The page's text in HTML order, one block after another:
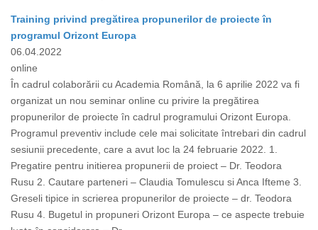
Training privind pregătirea propunerilor de proiecte în
programul Orizont Europa
06.04.2022
online
În cadrul colaborării cu Academia Română, la 6 aprilie 2022 va fi
organizat un nou seminar online cu privire la pregătirea
propunerilor de proiecte în cadrul programului Orizont Europa.
Programul preventiv include cele mai solicitate întrebari din cadrul
sesiunii precedente, care a avut loc la 24 februarie 2022. 1.
Pregatire pentru initierea propunerii de proiect – Dr. Teodora
Rusu 2. Cautare parteneri – Claudia Tomulescu si Anca Ifteme 3.
Greseli tipice in scrierea propunerilor de proiecte – dr. Teodora
Rusu 4. Bugetul in propuneri Orizont Europa – ce aspecte trebuie